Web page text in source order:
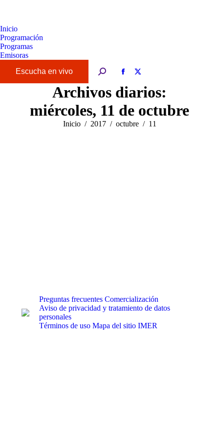
Inicio
Programación
Programas
Emisoras
Buscar:
Facebook
page
opens
in
new
X
page
opens
in
new
Archivos diarios:
miércoles, 11 de octubre
Estás aquí:
Inicio 2017 octubre 11
Preguntas frecuentes Comercialización
Aviso de privacidad y tratamiento de datos
personales
Términos de uso Mapa del sitio IMER